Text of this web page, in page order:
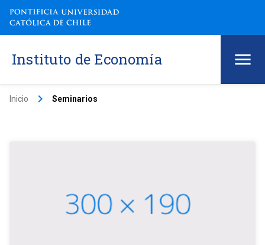
Instituto de Economía
Inicio keyboard_arrow_right Seminarios